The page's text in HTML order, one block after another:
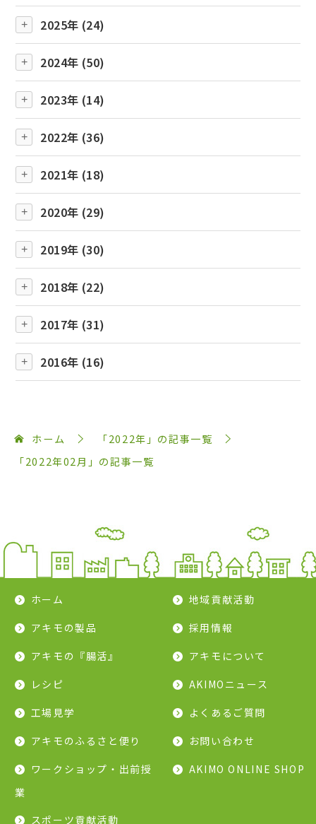
2025年 (24)
2024年 (50)
2023年 (14)
2022年 (36)
2021年 (18)
2020年 (29)
2019年 (30)
2018年 (22)
2017年 (31)
2016年 (16)
ホーム
「2022年」の記事一覧
「2022年02月」の記事一覧
ホーム
アキモの製品
アキモの『腸活』
レシピ
工場見学
アキモのふるさと便り
ワークショップ・出前授
業
スポーツ貢献活動
地域貢献活動
採用情報
アキモについて
AKIMOニュース
よくあるご質問
お問い合わせ
AKIMO ONLINE SHOP